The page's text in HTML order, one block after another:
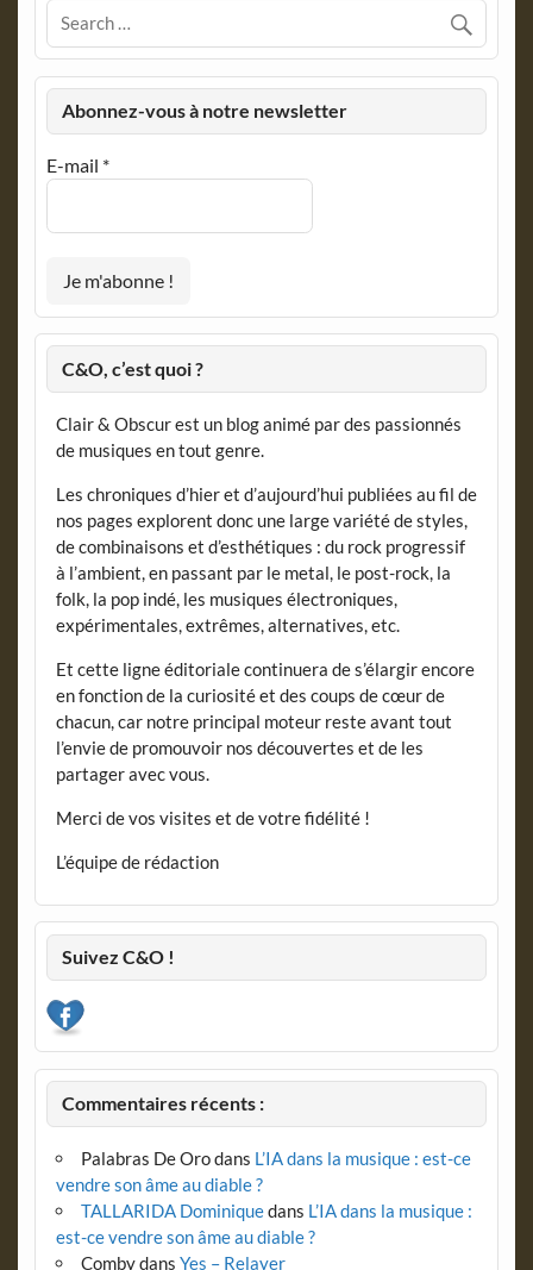
Abonnez-vous à notre newsletter
E-mail *
C&O, c’est quoi ?
Clair & Obscur est un blog animé par des passionnés
de musiques en tout genre.
Les chroniques d’hier et d’aujourd’hui publiées au fil de
nos pages explorent donc une large variété de styles,
de combinaisons et d’esthétiques : du rock progressif
à l’ambient, en passant par le metal, le post-rock, la
folk, la pop indé, les musiques électroniques,
expérimentales, extrêmes, alternatives, etc.
Et cette ligne éditoriale continuera de s’élargir encore
en fonction de la curiosité et des coups de cœur de
chacun, car notre principal moteur reste avant tout
l’envie de promouvoir nos découvertes et de les
partager avec vous.
Merci de vos visites et de votre fidélité !
L’équipe de rédaction
Suivez C&O !
Commentaires récents :
Palabras De Orodans L’IA dans la musique : est-ce
vendre son âme au diable ?
TALLARIDA Dominiquedans L’IA dans la musique :
est-ce vendre son âme au diable ?
Combydans Yes – Relayer